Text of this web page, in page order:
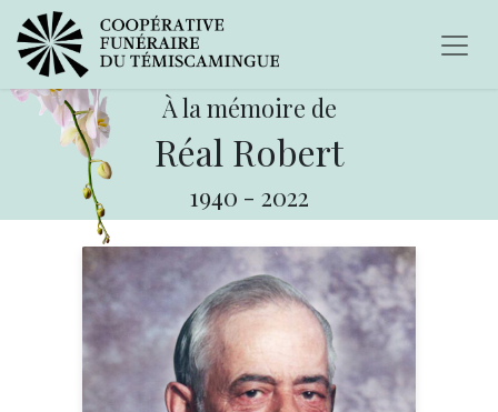
À la mémoire de
Réal Robert
1940 - 2022